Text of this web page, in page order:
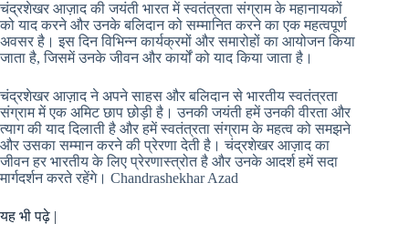
चंद्रशेखर आज़ाद की जयंती भारत में स्वतंत्रता संग्राम के महानायकों
को याद करने और उनके बलिदान को सम्मानित करने का एक महत्वपूर्ण
अवसर है। इस दिन विभिन्न कार्यक्रमों और समारोहों का आयोजन किया
जाता है, जिसमें उनके जीवन और कार्यों को याद किया जाता है।
चंद्रशेखर आज़ाद ने अपने साहस और बलिदान से भारतीय स्वतंत्रता
संग्राम में एक अमिट छाप छोड़ी है। उनकी जयंती हमें उनकी वीरता और
त्याग की याद दिलाती है और हमें स्वतंत्रता संग्राम के महत्व को समझने
और उसका सम्मान करने की प्रेरणा देती है। चंद्रशेखर आज़ाद का
जीवन हर भारतीय के लिए प्रेरणास्त्रोत है और उनके आदर्श हमें सदा
मार्गदर्शन करते रहेंगे। Chandrashekhar Azad
यह भी पढ़े |